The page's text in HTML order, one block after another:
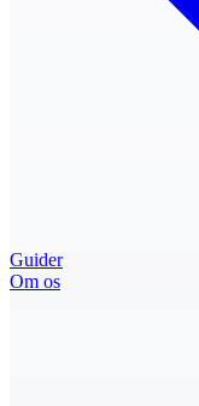
Guider
Om os